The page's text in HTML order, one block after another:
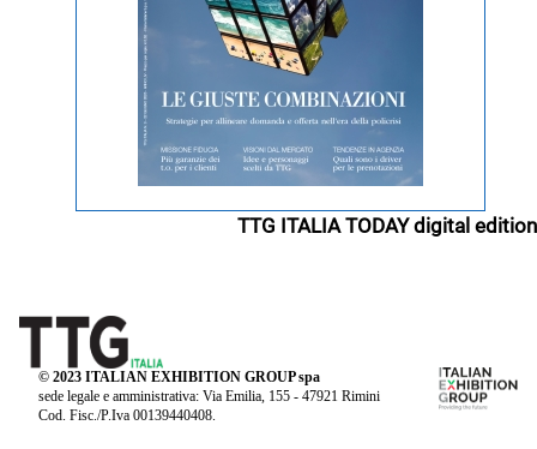
TTG ITALIA TODAY digital edition
© 2023 ITALIAN EXHIBITION GROUP spa
sede legale e amministrativa: Via Emilia, 155 - 47921 Rimini
Cod. Fisc./P.Iva 00139440408.